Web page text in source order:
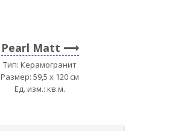
Pearl Matt
Тип: Керамогранит
Размер: 59,5 x 120 см
Ед. изм.: кв.м.